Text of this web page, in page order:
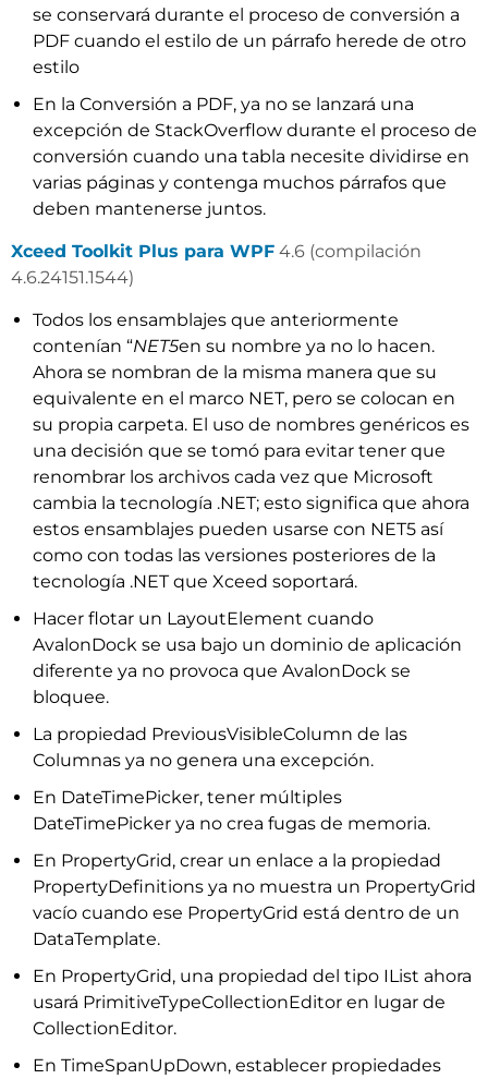
se conservará durante el proceso de conversión a
PDF cuando el estilo de un párrafo herede de otro
estilo
En la Conversión a PDF, ya no se lanzará una
excepción de StackOverflow durante el proceso de
conversión cuando una tabla necesite dividirse en
varias páginas y contenga muchos párrafos que
deben mantenerse juntos.
Xceed Toolkit Plus para WPF 4.6 (compilación
4.6.24151.1544)
Todos los ensamblajes que anteriormente
contenían “NET5en su nombre ya no lo hacen.
Ahora se nombran de la misma manera que su
equivalente en el marco NET, pero se colocan en
su propia carpeta. El uso de nombres genéricos es
una decisión que se tomó para evitar tener que
renombrar los archivos cada vez que Microsoft
cambia la tecnología .NET; esto significa que ahora
estos ensamblajes pueden usarse con NET5 así
como con todas las versiones posteriores de la
tecnología .NET que Xceed soportará.
Hacer flotar un LayoutElement cuando
AvalonDock se usa bajo un dominio de aplicación
diferente ya no provoca que AvalonDock se
bloquee.
La propiedad PreviousVisibleColumn de las
Columnas ya no genera una excepción.
En DateTimePicker, tener múltiples
DateTimePicker ya no crea fugas de memoria.
En PropertyGrid, crear un enlace a la propiedad
PropertyDefinitions ya no muestra un PropertyGrid
vacío cuando ese PropertyGrid está dentro de un
DataTemplate.
En PropertyGrid, una propiedad del tipo IList ahora
usará PrimitiveTypeCollectionEditor en lugar de
CollectionEditor.
En TimeSpanUpDown, establecer propiedades